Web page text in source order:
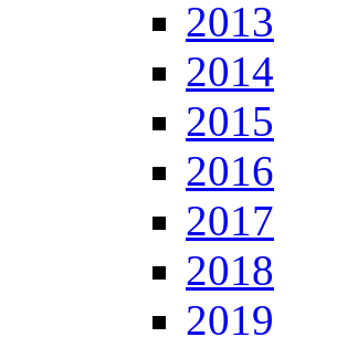
2013
2014
2015
2016
2017
2018
2019